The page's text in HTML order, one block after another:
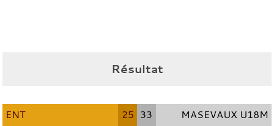
Résultat
ENT
25 33 MASEVAUX U18M